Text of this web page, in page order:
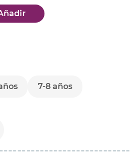
7-8 años